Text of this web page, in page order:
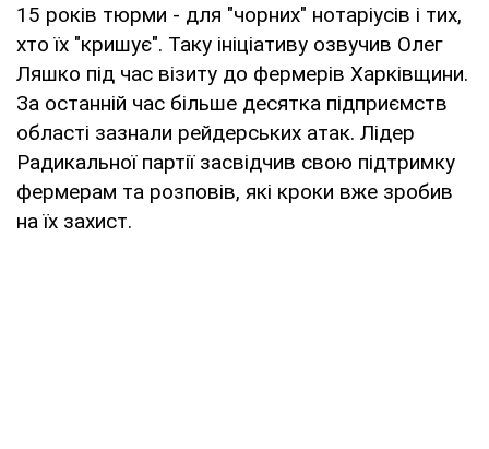
15 років тюрми - для "чорних" нотаріусів і тих,
хто їх "кришує". Таку ініціативу озвучив Олег
Ляшко під час візиту до фермерів Харківщини.
За останній час більше десятка підприємств
області зазнали рейдерських атак. Лідер
Радикальної партії засвідчив свою підтримку
фермерам та розповів, які кроки вже зробив
на їх захист.